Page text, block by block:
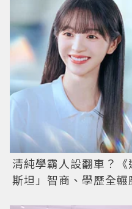
清純學霸人設翻車？
斯坦」智商、學歷全